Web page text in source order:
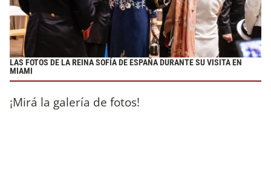
LAS FOTOS DE LA REINA SOFÍA DE ESPAÑA DURANTE SU VISITA EN
MIAMI
¡Mirá la galería de fotos!